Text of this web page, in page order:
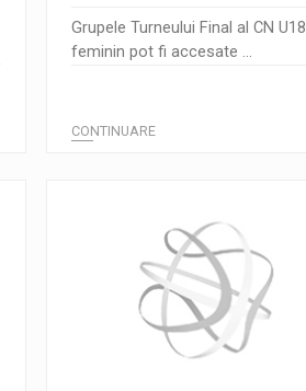
Grupele Turneului Final al CN U18
feminin pot fi accesate ...
CONTINUARE